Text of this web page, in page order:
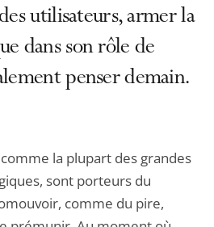
utilisateurs, armer la
dans son rôle de
penser demain.
la plupart des grandes
sont porteurs du
comme du pire,